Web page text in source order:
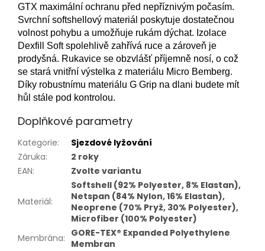
GTX maximální ochranu před nepříznivým počasím.
Svrchní softshellový materiál poskytuje dostatečnou
volnost pohybu a umožňuje rukám dýchat. Izolace
Dexfill Soft spolehlivě zahřívá ruce a zároveň je
prodyšná. Rukavice se obzvlášť příjemně nosí, o což
se stará vnitřní výstelka z materiálu Micro Bemberg.
Díky robustnímu materiálu G Grip na dlani budete mít
hůl stále pod kontrolou.
Doplňkové parametry
Kategorie:
Sjezdové lyžování
Záruka:
2 roky
EAN: Zvolte variantu
Materiál:
Softshell (92% Polyester, 8% Elastan),
Netspan (84% Nylon, 16% Elastan),
Neoprene (70% Pryž, 30% Polyester),
Microfiber (100% Polyester)
Membrána: GORE-TEX® Expanded Polyethylene
Membran